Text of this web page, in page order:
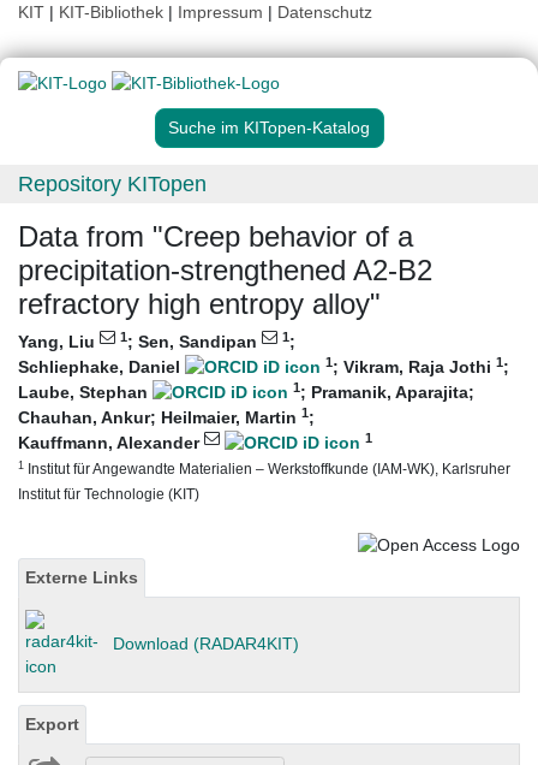
KIT | KIT-Bibliothek | Impressum | Datenschutz
Suche im KITopen-Katalog
Repository KITopen
Data from "Creep behavior of a
precipitation-strengthened A2-B2
refractory high entropy alloy"
Yang, Liu 1; Sen, Sandipan 1;
Schliephake, Daniel
1; Vikram, Raja Jothi 1;
Laube, Stephan
1; Pramanik, Aparajita;
Chauhan, Ankur; Heilmaier, Martin 1;
Kauffmann, Alexander
1
1 Institut für Angewandte Materialien – Werkstoffkunde (IAM-WK), Karlsruher
Institut für Technologie (KIT)
Externe Links
Download (RADAR4KIT)
Export